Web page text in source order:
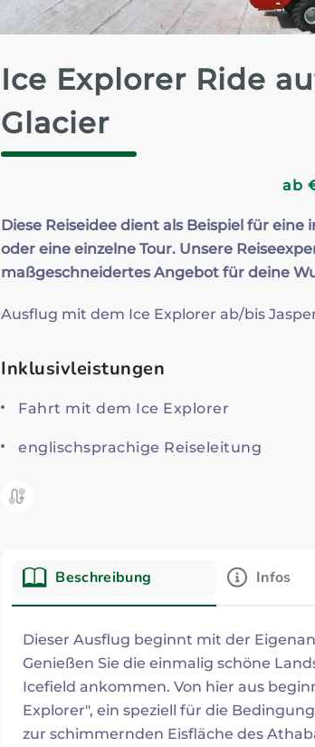
Ice Explorer Ride
Glacier
ab
Diese Reiseidee dient als Beispiel für
oder eine einzelne Tour. Unsere
maßgeschneidertes Angebot für deine
Ausflug mit dem Ice Explorer ab/bis
Inklusivleistungen
Fahrt mit dem Ice Explorer
englischsprachige Reiseleitung
Kategorie:
Beschreibung Infos
Beschreibung
Dieser Ausflug beginnt mit der
Genießen Sie die einmalig schöne
Icefield ankommen. Von hier aus
Explorer", ein speziell für die
zur schimmernden Eisfläche des
Zum Profil